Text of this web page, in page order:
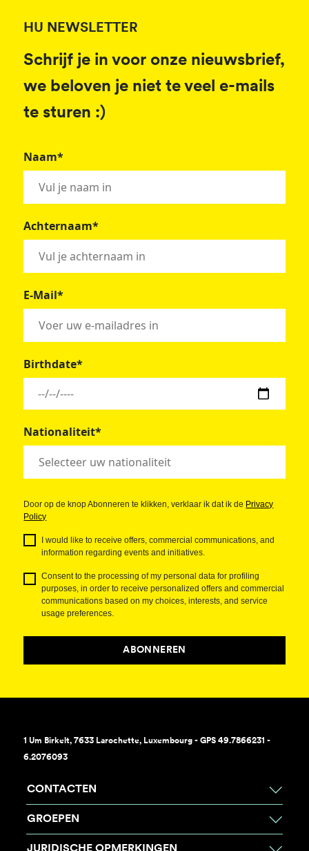
HU NEWSLETTER
Schrijf je in voor onze nieuwsbrief,
we beloven je niet te veel e-mails
te sturen :)
Naam*
Achternaam*
E-Mail*
Birthdate*
Nationaliteit*
Door op de knop Abonneren te klikken, verklaar ik dat ik de Privacy
Policy
I would like to receive offers, commercial communications, and
information regarding events and initiatives.
Consent to the processing of my personal data for profiling
purposes, in order to receive personalized offers and commercial
communications based on my choices, interests, and service
usage preferences.
ABONNEREN
1 Um Birkelt, 7633 Larochette, Luxembourg - GPS 49.7866231 -
6.2076093
CONTACTEN
GROEPEN
JURIDISCHE OPMERKINGEN